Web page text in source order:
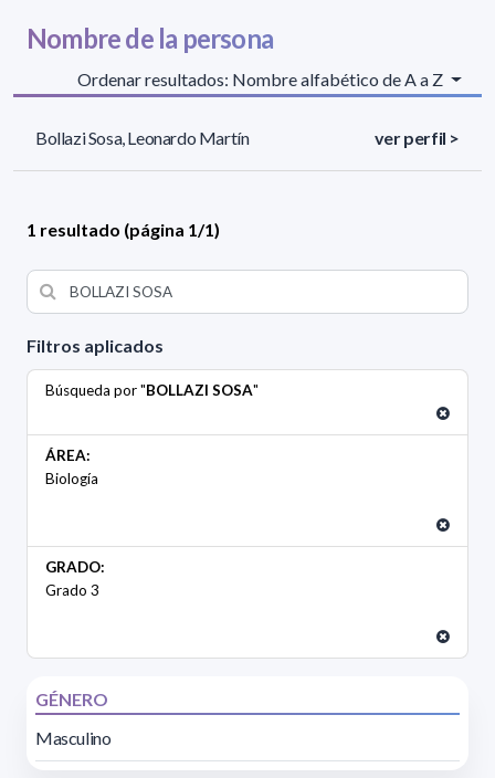
Filtros aplicados
Búsqueda por "BOLLAZI SOSA"
ÁREA:
Biología
GRADO:
Grado 3
GÉNERO
Masculino
Nombre de la persona
Ordenar resultados: Nombre alfabético de A a Z
Bollazi Sosa, Leonardo Martín ver perfil >
1 resultado (página 1/1)